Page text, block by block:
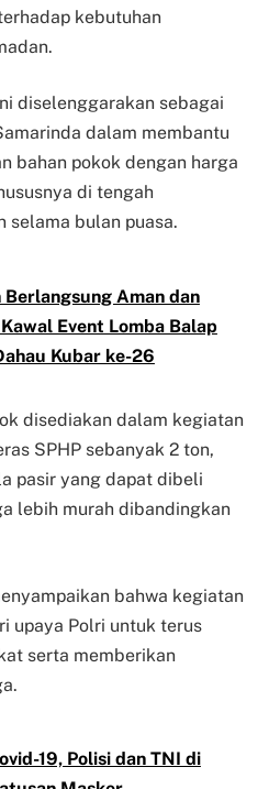
kebutuhan
diselenggarakan sebagai
dalam membantu
bahan pokok dengan harga
di tengah
selama bulan puasa.
Berlangsung Aman dan
Event Lomba Balap
Kubar ke-26
disediakan dalam kegiatan
SPHP sebanyak 2 ton,
pasir yang dapat dibeli
lebih murah dibandingkan
bahwa kegiatan
upaya Polri untuk terus
serta memberikan
19, Polisi dan TNI di